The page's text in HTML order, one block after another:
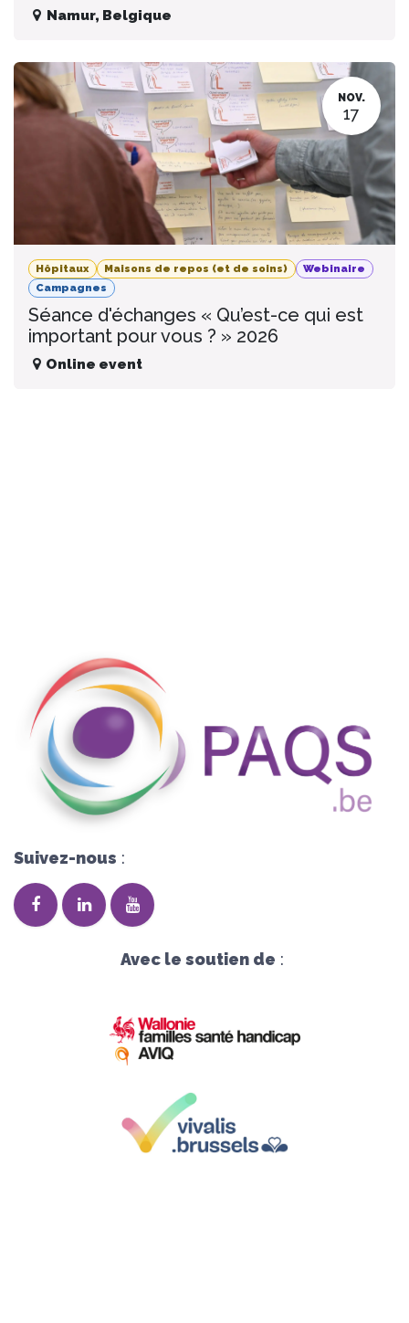
Namur, Belgique
NOV.
17
Hôpitaux Maisons de repos (et de soins)
Webinaire
Campagnes
Séance d'échanges « Qu’est-ce qui est
important pour vous ? » 2026
Online event
Suivez-nous :
Avec le soutien de :